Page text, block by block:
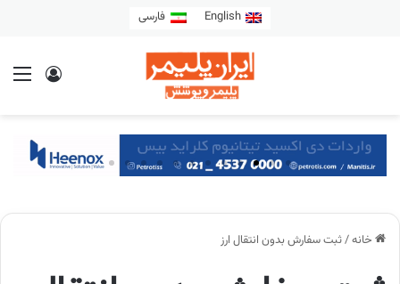
English فارسی
خانه/ثبت سفارش بدون انتقال ارز